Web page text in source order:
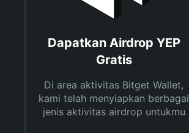
Dapatkan Airdrop YEP
Gratis
Di area aktivitas Bitget Wallet,
kami telah menyiapkan berbagai
jenis aktivitas airdrop untukmu